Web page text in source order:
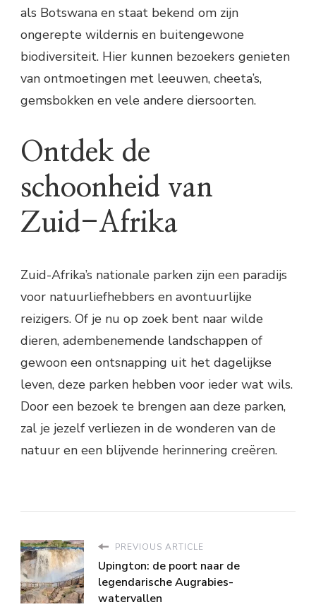
als Botswana en staat bekend om zijn
ongerepte wildernis en buitengewone
biodiversiteit. Hier kunnen bezoekers genieten
van ontmoetingen met leeuwen, cheeta’s,
gemsbokken en vele andere diersoorten.
Ontdek de
schoonheid van
Zuid-Afrika
Zuid-Afrika’s nationale parken zijn een paradijs
voor natuurliefhebbers en avontuurlijke
reizigers. Of je nu op zoek bent naar wilde
dieren, adembenemende landschappen of
gewoon een ontsnapping uit het dagelijkse
leven, deze parken hebben voor ieder wat wils.
Door een bezoek te brengen aan deze parken,
zal je jezelf verliezen in de wonderen van de
natuur en een blijvende herinnering creëren.
PREVIOUS ARTICLE
Upington: de poort naar de
legendarische Augrabies-
watervallen